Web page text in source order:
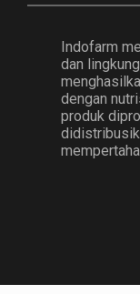
Indofarm
dan
dengan
produk